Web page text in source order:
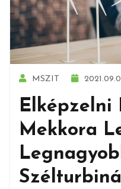
MSZIT
Elképzelni
Mekkora